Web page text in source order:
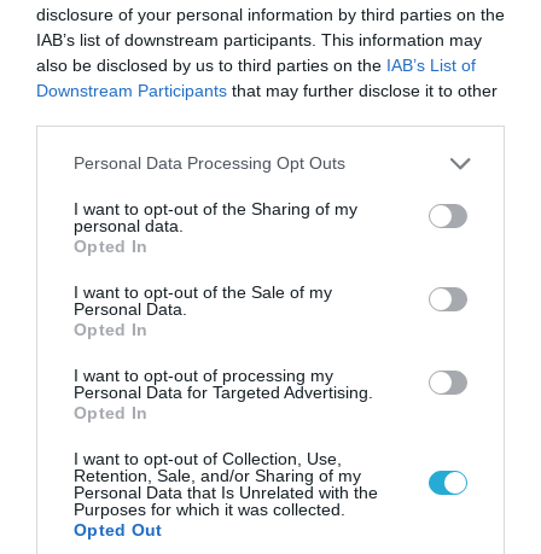
disclosure of your personal information by third parties on the
IAB’s list of downstream participants. This information may
also be disclosed by us to third parties on the IAB’s List of
Downstream Participants that may further disclose it to other
Please note that this website/app uses one or more Google
not limited to your visit or usage behaviour. You may click to
grant or deny consent to Google and its third-party tags to
use your data for below specified purposes in below Google
consent section.
Personal Data Processing Opt Outs
I want to opt-out of the Sharing of my
personal data.
Opted In
I want to opt-out of the Sale of my
Personal Data.
Opted In
I want to opt-out of processing my
Personal Data for Targeted Advertising.
Opted In
I want to opt-out of Collection, Use,
Retention, Sale, and/or Sharing of my
Personal Data that Is Unrelated with the
Purposes for which it was collected.
Opted Out
«Μούδιασε» η Naftogaz που βλέπει κρύο
χειμώνα στο Κίεβο: Οι Ρώσοι διέλυσαν 7
εγκαταστάσεις του ουκρανικού κολοσσού!